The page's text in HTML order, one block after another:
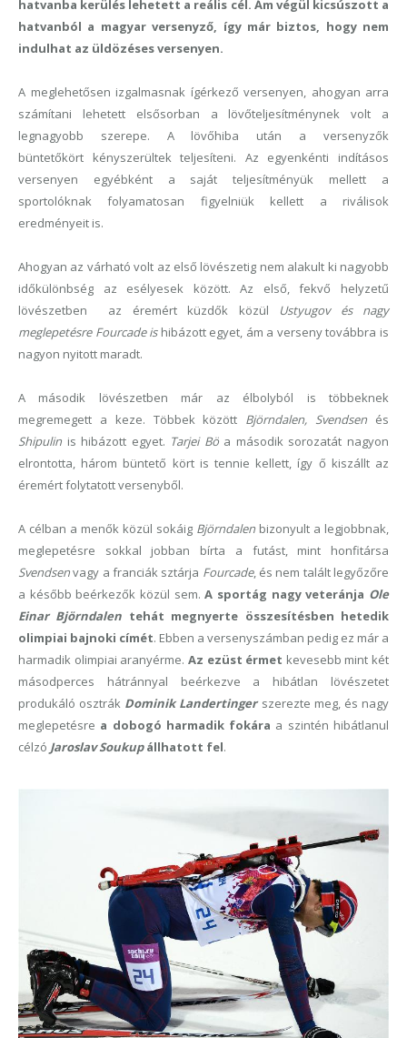
hatvanba kerülés lehetett a reális cél. Ám végül kicsúszott a
hatvanból a magyar versenyző, így már biztos, hogy nem
indulhat az üldözéses versenyen.
A meglehetősen izgalmasnak ígérkező versenyen, ahogyan arra
számítani lehetett elsősorban a lövőteljesítménynek volt a
legnagyobb szerepe. A lövőhiba után a versenyzők
büntetőkört kényszerültek teljesíteni. Az egyenkénti indításos
versenyen egyébként a saját teljesítményük mellett a
sportolóknak folyamatosan figyelniük kellett a riválisok
eredményeit is.
Ahogyan az várható volt az első lövészetig nem alakult ki nagyobb
időkülönbség az esélyesek között. Az első, fekvő helyzetű
lövészetben az éremért küzdők közül
Ustyugov és nagy
meglepetésre Fourcade ishibázott egyet, ám a verseny továbbra is
nagyon nyitott maradt.
A második lövészetben már az élbolyból is többeknek
megremegett a keze. Többek között Björndalen, Svendsen és
Shipulin is hibázott egyet. Tarjei Böa második sorozatát nagyon
elrontotta, három büntető kört is tennie kellett, így ő kiszállt az
éremért folytatott versenyből.
A célban a menők közül sokáig Björndalen bizonyult a legjobbnak,
meglepetésre sokkal jobban bírta a futást, mint honfitársa
Svendsenvagy a franciák sztárja Fourcade, és nem talált legyőzőre
a később beérkezők közül sem.A sportág nagy veteránja Ole
Einar Björndalen tehát megnyerte összesítésben hetedik
olimpiai bajnoki címét. Ebben a versenyszámban pedig ez már a
harmadik olimpiai aranyérme. Az ezüst érmet kevesebb mint két
másodperces hátránnyal beérkezve a hibátlan lövészetet
produkáló osztrák Dominik Landertingerszerezte meg, és nagy
meglepetésre a dobogó harmadik fokára a szintén hibátlanul
célzó Jaroslav Soukupállhatott fel.